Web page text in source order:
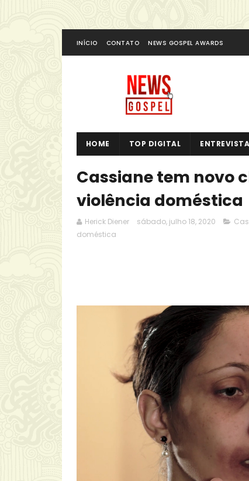
INÍCIO CONTATO NEWS GOSPEL AWARDS
HOME TOP DIGITAL
Cassiane tem novo
violência doméstica
Herick Diener sábado, julho 18, 2020
doméstica